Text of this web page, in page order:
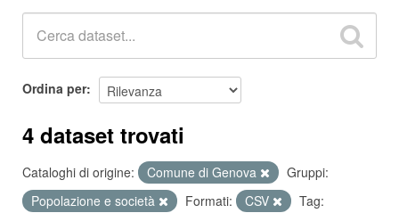
Ordina per
4 dataset trovati
Cataloghi di origine: Comune di Genova
Gruppi:
Popolazione e società
Formati: CSV
Tag: